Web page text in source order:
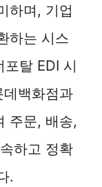
하며, 기업
하는 시스
탈 EDI 시
백화점과
주문, 배송,
하고 정확
.